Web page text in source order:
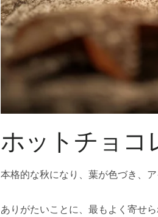
ホットチョ
本格的な秋になり、葉が色づき、
ありがたいことに、最もよく寄せ